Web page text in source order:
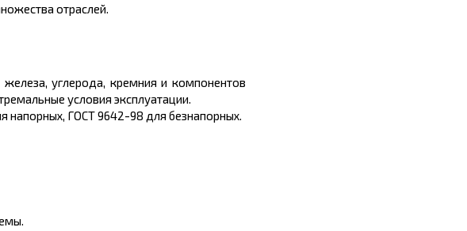
отраслей.
железа, углерода, кремния и компонентов
условия эксплуатации.
напорных, ГОСТ 9642-98 для безнапорных.